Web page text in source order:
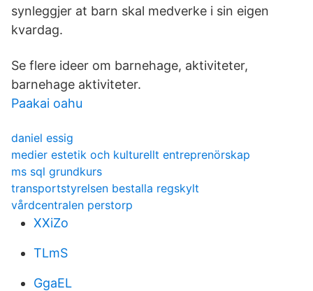
synleggjer at barn skal medverke i sin eigen
kvardag.
Se flere ideer om barnehage, aktiviteter,
barnehage aktiviteter.
Paakai oahu
daniel essig
medier estetik och kulturellt entreprenörskap
ms sql grundkurs
transportstyrelsen bestalla regskylt
vårdcentralen perstorp
XXiZo
TLmS
GgaEL